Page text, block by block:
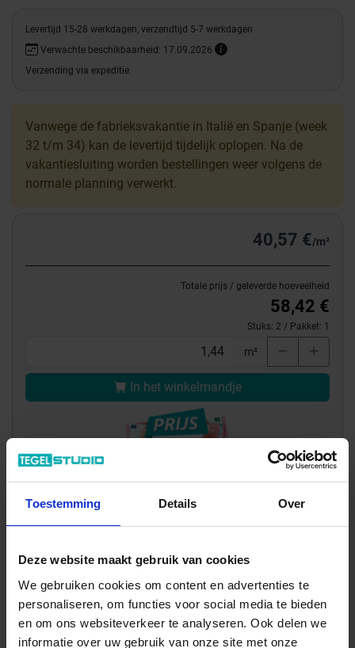
Toestemming Details Over
Deze website maakt gebruik van cookies
We gebruiken cookies om content en advertenties te
personaliseren, om functies voor social media te bieden
en om ons websiteverkeer te analyseren. Ook delen we
informatie over uw gebruik van onze site met onze
Levertijd 15-28 werkdagen, verzendtijd 5-7 werkdagen
Verwachte beschikbaarheid: 17.09.2026
Verzending via expeditie
Vanwege de fabrieksvakantie in Italië en Spanje (week
32 t/m 34) kan de levertijd tijdelijk oplopen. Na de
vakantiesluiting worden bestellingen weer volgens de
normale planning verwerkt.
40,57 €/m²
Totale prijs / geleverde hoeveelheid
58,42 €
Stuks: 2 / Pakket: 1
m²
In het winkelmandje
Onze verkoopspecialisten staan graag voor je klaar:
Di – Vr 09.00 – 18.00
Za 10.00 – 15.00